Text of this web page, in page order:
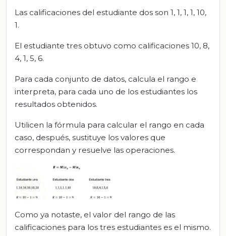
Las calificaciones del estudiante dos son 1, 1, 1, 1, 10,
1.
El estudiante tres obtuvo como calificaciones 10, 8,
4, 1, 5, 6.
Para cada conjunto de datos, calcula el rango e
interpreta, para cada uno de los estudiantes los
resultados obtenidos.
Utilicen la fórmula para calcular el rango en cada
caso, después, sustituye los valores que
correspondan y resuelve las operaciones.
Como ya notaste, el valor del rango de las
calificaciones para los tres estudiantes es el mismo.